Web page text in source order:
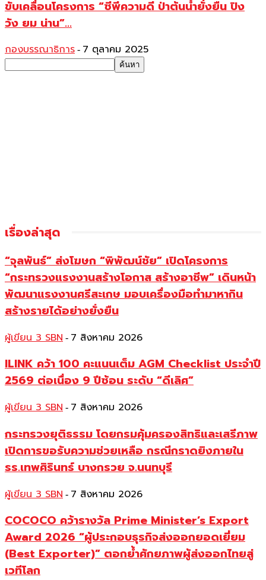
ขับเคลื่อนโครงการ “ซีพีความดี ป่าต้นน้ำยั่งยืน ปิง
วัง ยม น่าน”...
กองบรรณาธิการ - 7 ตุลาคม 2025
เรื่องล่าสุด
“จุลพันธ์” ส่งโฆษก “พิพัฒน์ชัย” เปิดโครงการ
“กระทรวงแรงงานสร้างโอกาส สร้างอาชีพ” เดินหน้า
พัฒนาแรงงานศรีสะเกษ มอบเครื่องมือทำมาหากิน
สร้างรายได้อย่างยั่งยืน
ผู้เขียน 3 SBN - 7 สิงหาคม 2026
ILINK คว้า 100 คะแนนเต็ม AGM Checklist ประจำปี
2569 ต่อเนื่อง 9 ปีซ้อน ระดับ “ดีเลิศ”
ผู้เขียน 3 SBN - 7 สิงหาคม 2026
กระทรวงยุติธรรม โดยกรมคุ้มครองสิทธิและเสรีภาพ
เปิดการขอรับความช่วยเหลือ กรณีกราดยิงภายใน
รร.เทพศิรินทร์ บางกรวย จ.นนทบุรี
ผู้เขียน 3 SBN - 7 สิงหาคม 2026
COCOCO คว้ารางวัล Prime Minister’s Export
Award 2026 “ผู้ประกอบธุรกิจส่งออกยอดเยี่ยม
(Best Exporter)” ตอกย้ำศักยภาพผู้ส่งออกไทยสู่
เวทีโลก